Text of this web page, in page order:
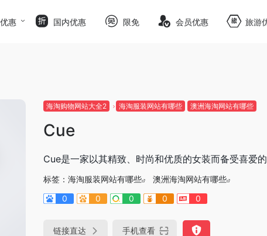
惠 国内优惠 限免 会员优惠 旅游
海淘购物网站大全2 海淘服装网站有哪些 澳洲海淘网站有哪些
Cue
Cue是一家以其精致、时尚和优质的女装而备受喜爱的
标签： 海淘服装网站有哪些
澳洲海淘网站有哪些
0
0 0 0 0
链接直达 手机查看